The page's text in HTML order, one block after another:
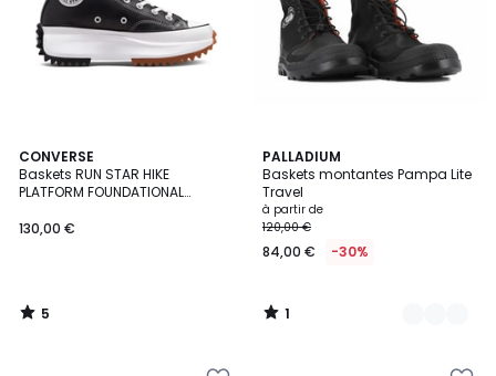
CONVERSE
Baskets RUN STAR HIKE
PLATFORM FOUNDATIONAL
130,00 €
5
/
5
5
/
PALLADIUM
Baskets montantes Pampa Lite
Travel
à partir de
120,00 €
84,00 € -30%
1
/
5
4
Couleurs
1
/